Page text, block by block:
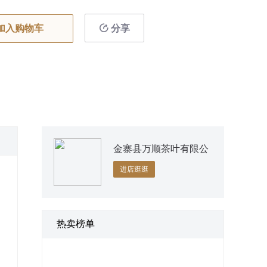
入购物车 分享
金寨县万顺茶叶有限公
司
进店逛逛
热卖榜单